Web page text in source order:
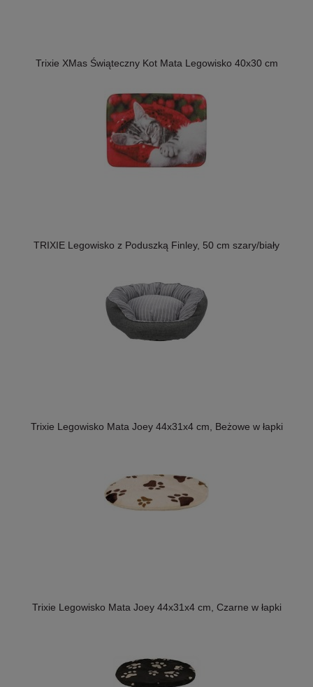
Trixie XMas Świąteczny Kot Mata Legowisko 40x30 cm
TRIXIE Legowisko z Poduszką Finley, 50 cm szary/biały
Trixie Legowisko Mata Joey 44x31x4 cm, Beżowe w łapki
Trixie Legowisko Mata Joey 44x31x4 cm, Czarne w łapki